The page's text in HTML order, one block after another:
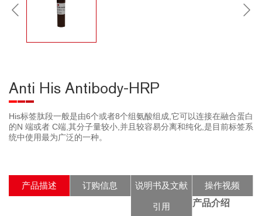
Anti His Antibody-HRP
His标签肽段一般是由6个或者8个组氨酸组成,它可以连接在融合蛋白
的N 端或者 C端,其分子量较小,并且较容易分离和纯化,是目前标签系
统中使用最为广泛的一种。
产品描述 订购信息 说明书及文献
引用
操作视频
产品介绍